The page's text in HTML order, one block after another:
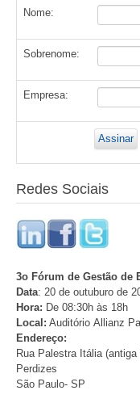
Nome:
Sobrenome:
Empresa:
Redes Sociais
3o Fórum de Gestão de
Data: 20 de outuburo de
Hora: De 08:30h às 18h
Local: Auditório Allianz
Endereço:
Rua Palestra Itália
Perdizes
São Paulo- SP